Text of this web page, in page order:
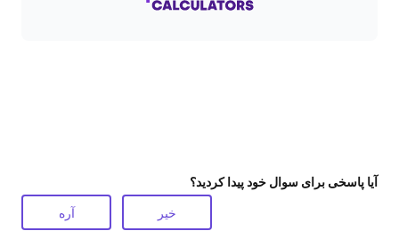
آیا پاسخی برای سوال خود پیدا کردید؟
آره خیر